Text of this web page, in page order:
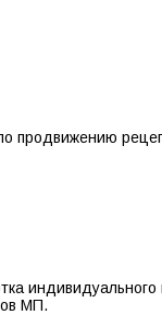
продвижению
индивидуального
МП.